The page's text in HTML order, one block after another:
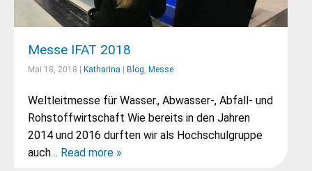
Messe IFAT 2018
Mai 18, 2018 | Katharina Blog, Messe
Weltleitmesse für Wasser., Abwasser-, Abfall- und
Rohstoffwirtschaft Wie bereits in den Jahren
2014 und 2016 durften wir als Hochschulgruppe
auch… Read more »